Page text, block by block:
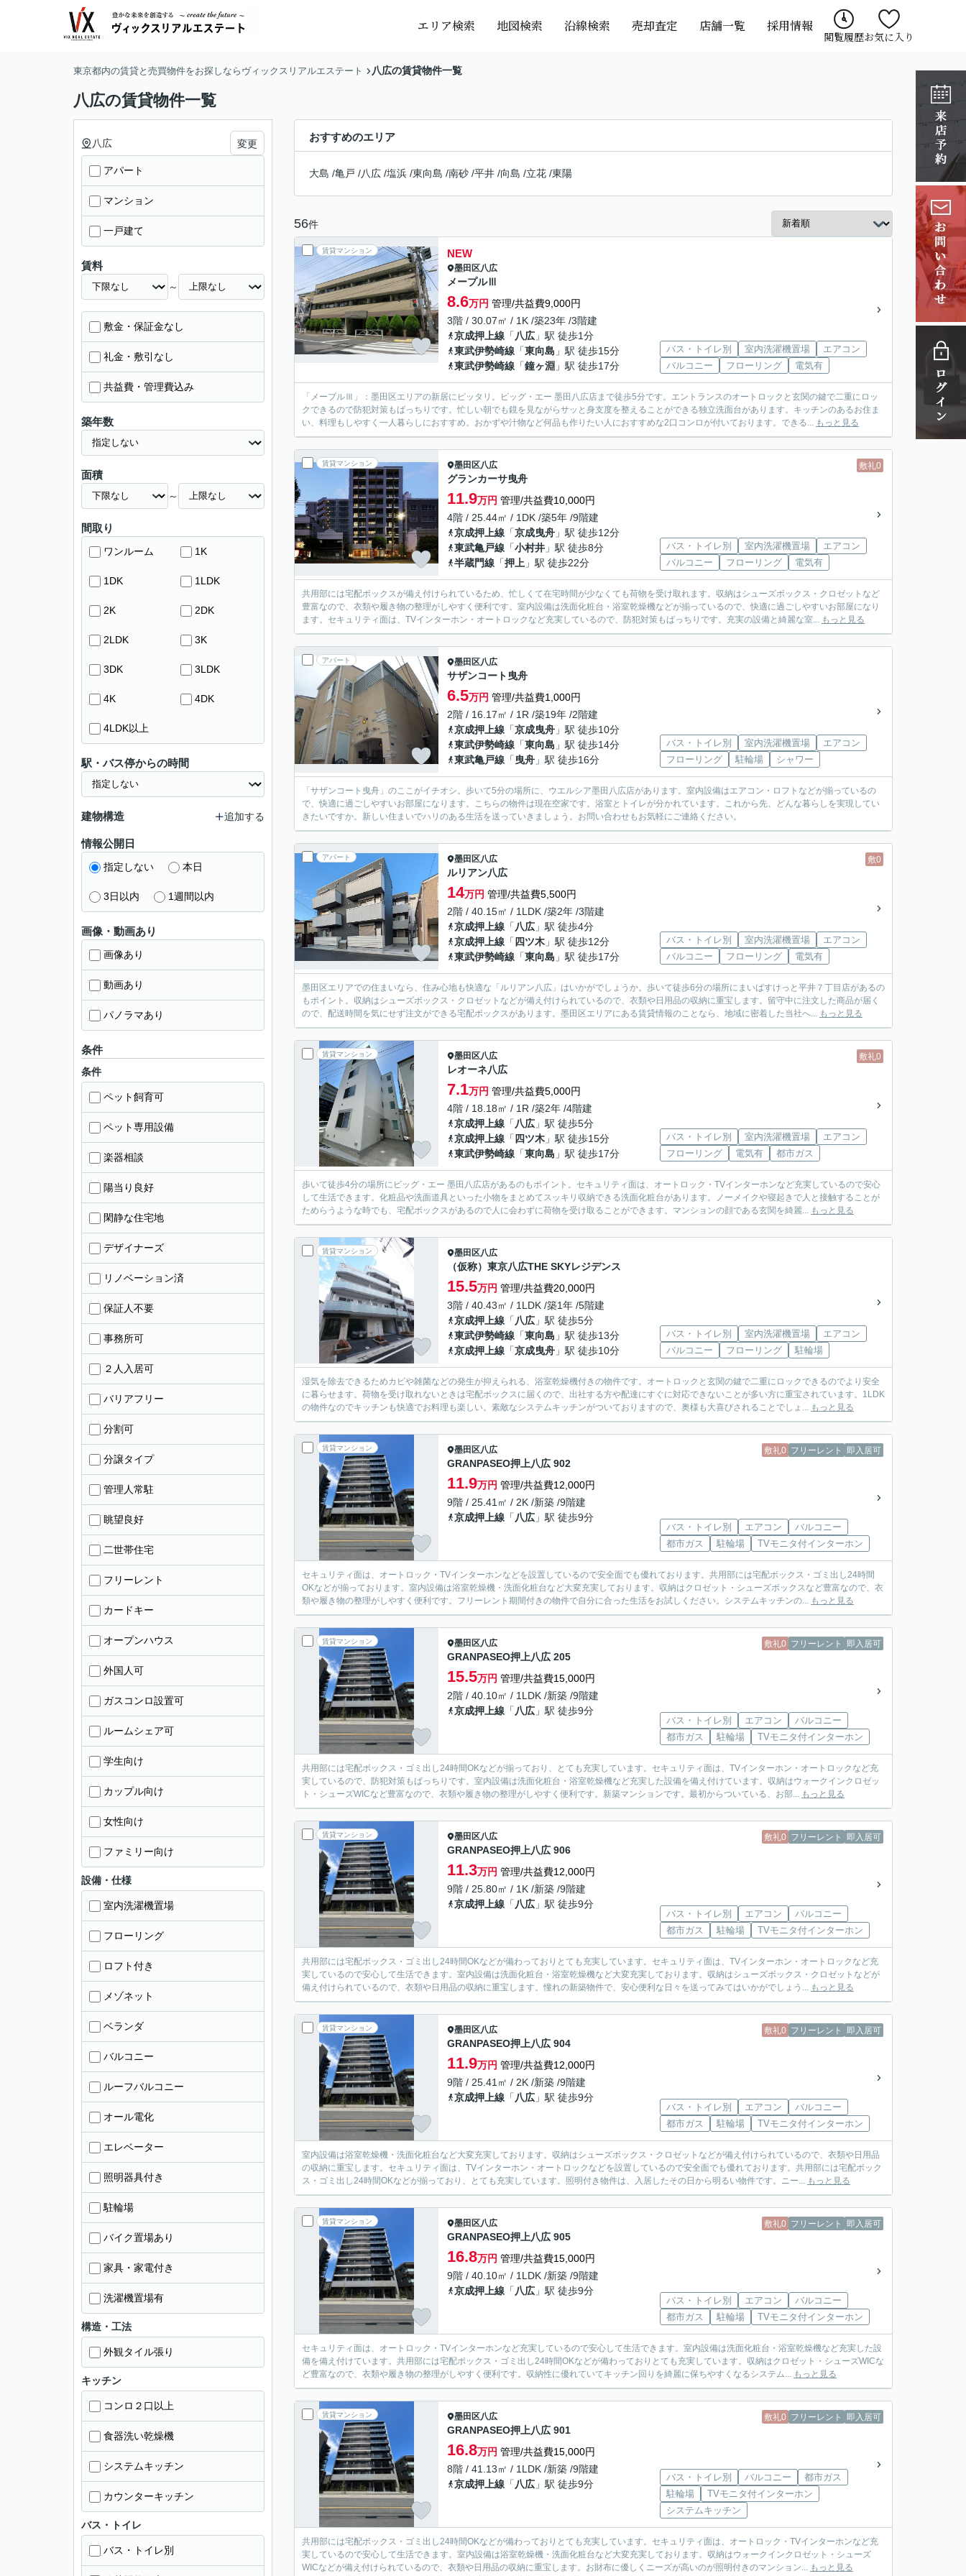
エリア検索 地図検索 沿線検索 売却査定 店舗一覧 採用情報
閲覧履歴お気に入り
東京都内の賃貸と売買物件をお探しならヴィックスリアルエステート 八広の賃貸物件一覧
八広の賃貸物件一覧
おすすめのエリア
大島 /亀戸 /八広 /塩浜 /東向島 /南砂 /平井 /向島 /立花 /東陽
56件
賃貸マンション NEW
墨田区八広
メープルⅢ
8.6万円 管理/共益費9,000円
3階 / 30.07㎡ / 1K /築23年 /3階建
京成押上線 「 八広 」駅 徒歩1分
東武伊勢崎線 「東向島 」駅 徒歩15分
東武伊勢崎線 「鐘ヶ淵 」駅 徒歩17分
バス・トイレ別 室内洗濯機置場
エアコン
バルコニー
フローリング 電気有
「メープルⅢ」：墨田区エリアの新居にピッタリ。ビッグ・エー 墨田八広店まで徒歩5分です。エントランスのオートロックと玄関の鍵で二重にロッ
クできるので防犯対策もばっちりです。忙しい朝でも鏡を見ながらサッと身支度を整えることができる独立洗面台があります。キッチンのあるお住ま
い、料理もしやすく一人暮らしにおすすめ。おかずや汁物など何品も作りたい人におすすめな2口コンロが付いております。できる... もっと見る
賃貸マンション 敷礼0
墨田区八広
グランカーサ曳舟
11.9万円 管理/共益費10,000円
4階 / 25.44㎡ / 1DK /築5年 /9階建
京成押上線 「京成曳舟 」駅 徒歩12分
東武亀戸線 「小村井 」駅 徒歩8分
半蔵門線 「押上 」駅 徒歩22分
バス・トイレ別 室内洗濯機置場
エアコン
バルコニー
フローリング 電気有
共用部には宅配ボックスが備え付けられているため、忙しくて在宅時間が少なくても荷物を受け取れます。収納はシューズボックス・クロゼットなど
豊富なので、衣類や履き物の整理がしやすく便利です。室内設備は洗面化粧台・浴室乾燥機などが揃っているので、快適に過ごしやすいお部屋になり
ます。セキュリティ面は、TVインターホン・オートロックなど充実しているので、防犯対策もばっちりです。充実の設備と綺麗な室... もっと見る
アパート 墨田区八広
サザンコート曳舟
6.5万円 管理/共益費1,000円
2階 / 16.17㎡ / 1R /築19年 /2階建
京成押上線 「京成曳舟 」駅 徒歩10分
東武伊勢崎線 「東向島 」駅 徒歩14分
東武亀戸線 「 曳舟 」駅 徒歩16分
バス・トイレ別 室内洗濯機置場
エアコン
フローリング
駐輪場 シャワー
「サザンコート曳舟」のここがイチオシ。歩いて5分の場所に、ウエルシア墨田八広店があります。室内設備はエアコン・ロフトなどが揃っているの
で、快適に過ごしやすいお部屋になります。こちらの物件は現在空家です。浴室とトイレが分かれています。これから先、どんな暮らしを実現してい
きたいですか。新しい住まいでハリのある生活を送っていきましょう。お問い合わせもお気軽にご連絡ください。
アパート 敷0
墨田区八広
ルリアン八広
14万円 管理/共益費5,500円
2階 / 40.15㎡ / 1LDK /築2年 /3階建
京成押上線 「 八広 」駅 徒歩4分
京成押上線 「 四ツ木 」駅 徒歩12分
東武伊勢崎線 「東向島 」駅 徒歩17分
バス・トイレ別 室内洗濯機置場
エアコン
バルコニー
フローリング 電気有
墨田区エリアでの住まいなら、住み心地も快適な「ルリアン八広」はいかがでしょうか。歩いて徒歩6分の場所にまいばすけっと平井７丁目店があるの
もポイント。収納はシューズボックス・クロゼットなどが備え付けられているので、衣類や日用品の収納に重宝します。留守中に注文した商品が届く
ので、配送時間を気にせず注文ができる宅配ボックスがあります。墨田区エリアにある賃貸情報のことなら、地域に密着した当社へ... もっと見る
賃貸マンション 敷礼0
墨田区八広
レオーネ八広
7.1万円 管理/共益費5,000円
4階 / 18.18㎡ / 1R /築2年 /4階建
京成押上線 「 八広 」駅 徒歩5分
京成押上線 「 四ツ木 」駅 徒歩15分
東武伊勢崎線 「東向島 」駅 徒歩17分
バス・トイレ別 室内洗濯機置場
エアコン
フローリング
電気有 都市ガス
歩いて徒歩4分の場所にビッグ・エー 墨田八広店があるのもポイント。セキュリティ面は、オートロック・TVインターホンなど充実しているので安心
して生活できます。化粧品や洗面道具といった小物をまとめてスッキリ収納できる洗面化粧台があります。ノーメイクや寝起きで人と接触することが
ためらうような時でも、宅配ボックスがあるので人に会わずに荷物を受け取ることができます。マンションの顔である玄関を綺麗... もっと見る
賃貸マンション 墨田区八広
（仮称）東京八広THE SKYレジデンス
15.5万円 管理/共益費20,000円
3階 / 40.43㎡ / 1LDK /築1年 /5階建
京成押上線 「 八広 」駅 徒歩5分
東武伊勢崎線 「東向島 」駅 徒歩13分
京成押上線 「京成曳舟 」駅 徒歩10分
バス・トイレ別 室内洗濯機置場
エアコン
バルコニー
フローリング 駐輪場
湿気を除去できるためカビや雑菌などの発生が抑えられる、浴室乾燥機付きの物件です。オートロックと玄関の鍵で二重にロックできるのでより安全
に暮らせます。荷物を受け取れないときは宅配ボックスに届くので、出社する方や配達にすぐに対応できないことが多い方に重宝されています。1LDK
の物件なのでキッチンも快適でお料理も楽しい。素敵なシステムキッチンがついておりますので、奥様も大喜びされることでしょ... もっと見る
賃貸マンション 敷礼0 フリーレント 即入居可
墨田区八広
GRANPASEO押上八広 902
11.9万円 管理/共益費12,000円
9階 / 25.41㎡ / 2K /新築 /9階建
京成押上線 「 八広 」駅 徒歩9分
バス・トイレ別 エアコン
バルコニー
都市ガス
駐輪場 TVモニタ付インターホン
セキュリティ面は、オートロック・TVインターホンなどを設置しているので安全面でも優れております。共用部には宅配ボックス・ゴミ出し24時間
OKなどが揃っております。室内設備は浴室乾燥機・洗面化粧台など大変充実しております。収納はクロゼット・シューズボックスなど豊富なので、衣
類や履き物の整理がしやすく便利です。フリーレント期間付きの物件で自分に合った生活をお試しください。システムキッチンの... もっと見る
賃貸マンション 敷礼0 フリーレント 即入居可
墨田区八広
GRANPASEO押上八広 205
15.5万円 管理/共益費15,000円
2階 / 40.10㎡ / 1LDK /新築 /9階建
京成押上線 「 八広 」駅 徒歩9分
バス・トイレ別 エアコン
バルコニー
都市ガス
駐輪場 TVモニタ付インターホン
共用部には宅配ボックス・ゴミ出し24時間OKなどが揃っており、とても充実しています。セキュリティ面は、TVインターホン・オートロックなど充
実しているので、防犯対策もばっちりです。室内設備は洗面化粧台・浴室乾燥機など充実した設備を備え付けています。収納はウォークインクロゼッ
ト・シューズWICなど豊富なので、衣類や履き物の整理がしやすく便利です。新築マンションです。最初からついている、お部... もっと見る
賃貸マンション 敷礼0 フリーレント 即入居可
墨田区八広
GRANPASEO押上八広 906
11.3万円 管理/共益費12,000円
9階 / 25.80㎡ / 1K /新築 /9階建
京成押上線 「 八広 」駅 徒歩9分
バス・トイレ別 エアコン
バルコニー
都市ガス
駐輪場 TVモニタ付インターホン
共用部には宅配ボックス・ゴミ出し24時間OKなどが備わっておりとても充実しています。セキュリティ面は、TVインターホン・オートロックなど充
実しているので安心して生活できます。室内設備は洗面化粧台・浴室乾燥機など大変充実しております。収納はシューズボックス・クロゼットなどが
備え付けられているので、衣類や日用品の収納に重宝します。憧れの新築物件で、安心便利な日々を送ってみてはいかがでしょう... もっと見る
賃貸マンション 敷礼0 フリーレント 即入居可
墨田区八広
GRANPASEO押上八広 904
11.9万円 管理/共益費12,000円
9階 / 25.41㎡ / 2K /新築 /9階建
京成押上線 「 八広 」駅 徒歩9分
バス・トイレ別 エアコン
バルコニー
都市ガス
駐輪場 TVモニタ付インターホン
室内設備は浴室乾燥機・洗面化粧台など大変充実しております。収納はシューズボックス・クロゼットなどが備え付けられているので、衣類や日用品
の収納に重宝します。セキュリティ面は、TVインターホン・オートロックなどを設置しているので安全面でも優れております。共用部には宅配ボック
ス・ゴミ出し24時間OKなどが揃っており、とても充実しています。照明付き物件は、入居したその日から明るい物件です。ニー... もっと見る
賃貸マンション 敷礼0 フリーレント 即入居可
墨田区八広
GRANPASEO押上八広 905
16.8万円 管理/共益費15,000円
9階 / 40.10㎡ / 1LDK /新築 /9階建
京成押上線 「 八広 」駅 徒歩9分
バス・トイレ別 エアコン
バルコニー
都市ガス
駐輪場 TVモニタ付インターホン
セキュリティ面は、オートロック・TVインターホンなど充実しているので安心して生活できます。室内設備は洗面化粧台・浴室乾燥機など充実した設
備を備え付けています。共用部には宅配ボックス・ゴミ出し24時間OKなどが備わっておりとても充実しています。収納はクロゼット・シューズWICな
ど豊富なので、衣類や履き物の整理がしやすく便利です。収納性に優れていてキッチン回りを綺麗に保ちやすくなるシステム... もっと見る
賃貸マンション 敷礼0 フリーレント 即入居可
墨田区八広
GRANPASEO押上八広 901
16.8万円 管理/共益費15,000円
8階 / 41.13㎡ / 1LDK /新築 /9階建
京成押上線 「 八広 」駅 徒歩9分
バス・トイレ別 バルコニー
都市ガス
駐輪場
TVモニタ付インターホン
システムキッチン
共用部には宅配ボックス・ゴミ出し24時間OKなどが備わっておりとても充実しています。セキュリティ面は、オートロック・TVインターホンなど充
実しているので安心して生活できます。室内設備は浴室乾燥機・洗面化粧台など大変充実しております。収納はウォークインクロゼット・シューズ
WICなどが備え付けられているので、衣類や日用品の収納に重宝します。お財布に優しくニーズが高いのが照明付きのマンション... もっと見る
八広 変更
アパート
マンション
一戸建て
賃料
～
敷金・保証金なし
礼金・敷引なし
共益費・管理費込み
築年数
面積
～
間取り
ワンルーム 1K
1DK 1LDK
2K 2DK
2LDK 3K
3DK 3LDK
4K 4DK
4LDK以上
駅・バス停からの時間
建物構造 追加する
情報公開日
指定しない 本日
3日以内 1週間以内
画像・動画あり
画像あり
動画あり
パノラマあり
条件
条件
ペット飼育可
ペット専用設備
楽器相談
陽当り良好
閑静な住宅地
デザイナーズ
リノベーション済
保証人不要
事務所可
２人入居可
バリアフリー
分割可
分譲タイプ
管理人常駐
眺望良好
二世帯住宅
フリーレント
カードキー
オープンハウス
外国人可
ガスコンロ設置可
ルームシェア可
学生向け
カップル向け
女性向け
ファミリー向け
設備・仕様
室内洗濯機置場
フローリング
ロフト付き
メゾネット
ベランダ
バルコニー
ルーフバルコニー
オール電化
エレベーター
照明器具付き
駐輪場
バイク置場あり
家具・家電付き
洗濯機置場有
構造・工法
外観タイル張り
キッチン
コンロ２口以上
食器洗い乾燥機
システムキッチン
カウンターキッチン
バス・トイレ
バス・トイレ別